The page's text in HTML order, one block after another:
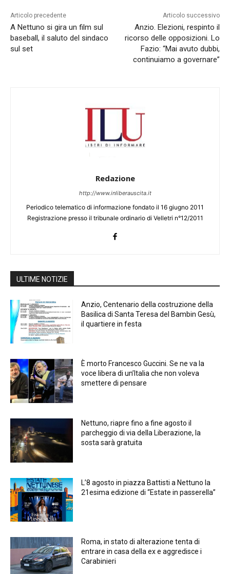
Articolo precedente
A Nettuno si gira un film sul
baseball, il saluto del sindaco
sul set
Articolo successivo
Anzio. Elezioni, respinto il
ricorso delle opposizioni. Lo
Fazio: “Mai avuto dubbi,
continuiamo a governare”
Redazione
http://www.inliberauscita.it
Periodico telematico di informazione fondato il 16 giugno 2011
Registrazione presso il tribunale ordinario di Velletri n°12/2011
ULTIME NOTIZIE
Anzio, Centenario della costruzione della
Basilica di Santa Teresa del Bambin Gesù,
il quartiere in festa
È morto Francesco Guccini. Se ne va la
voce libera di un’Italia che non voleva
smettere di pensare
Nettuno, riapre fino a fine agosto il
parcheggio di via della Liberazione, la
sosta sarà gratuita
L’8 agosto in piazza Battisti a Nettuno la
21esima edizione di “Estate in passerella”
Roma, in stato di alterazione tenta di
entrare in casa della ex e aggredisce i
Carabinieri